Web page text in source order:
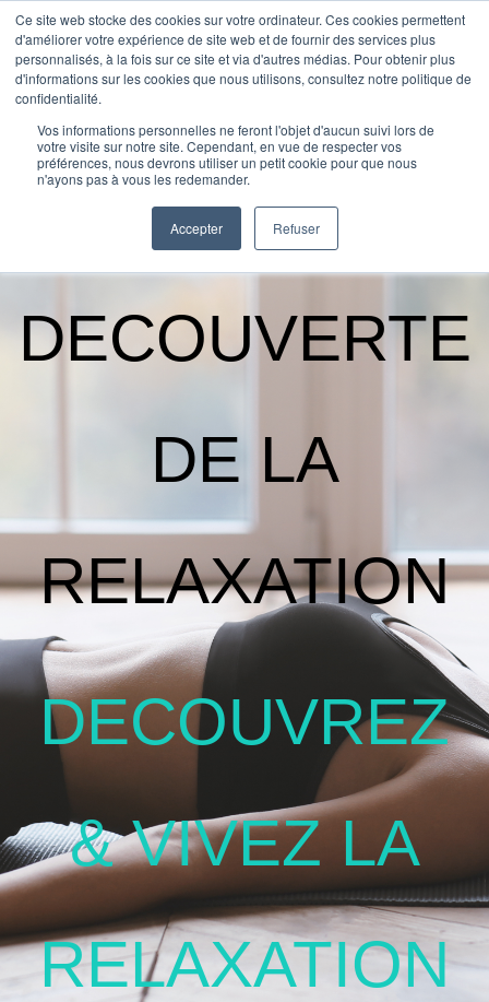
Ce site web stocke des cookies sur votre ordinateur. Ces cookies permettent
d'améliorer votre expérience de site web et de fournir des services plus
personnalisés, à la fois sur ce site et via d'autres médias. Pour obtenir plus
d'informations sur les cookies que nous utilisons, consultez notre politique de
confidentialité.
Vos informations personnelles ne feront l'objet d'aucun suivi lors de
votre visite sur notre site. Cependant, en vue de respecter vos
préférences, nous devrons utiliser un petit cookie pour que nous
n'ayons pas à vous les redemander.
Accepter Refuser
CAPSULES
DECOUVERTE
DE LA
RELAXATION
DECOUVREZ
& VIVEZ LA
RELAXATION